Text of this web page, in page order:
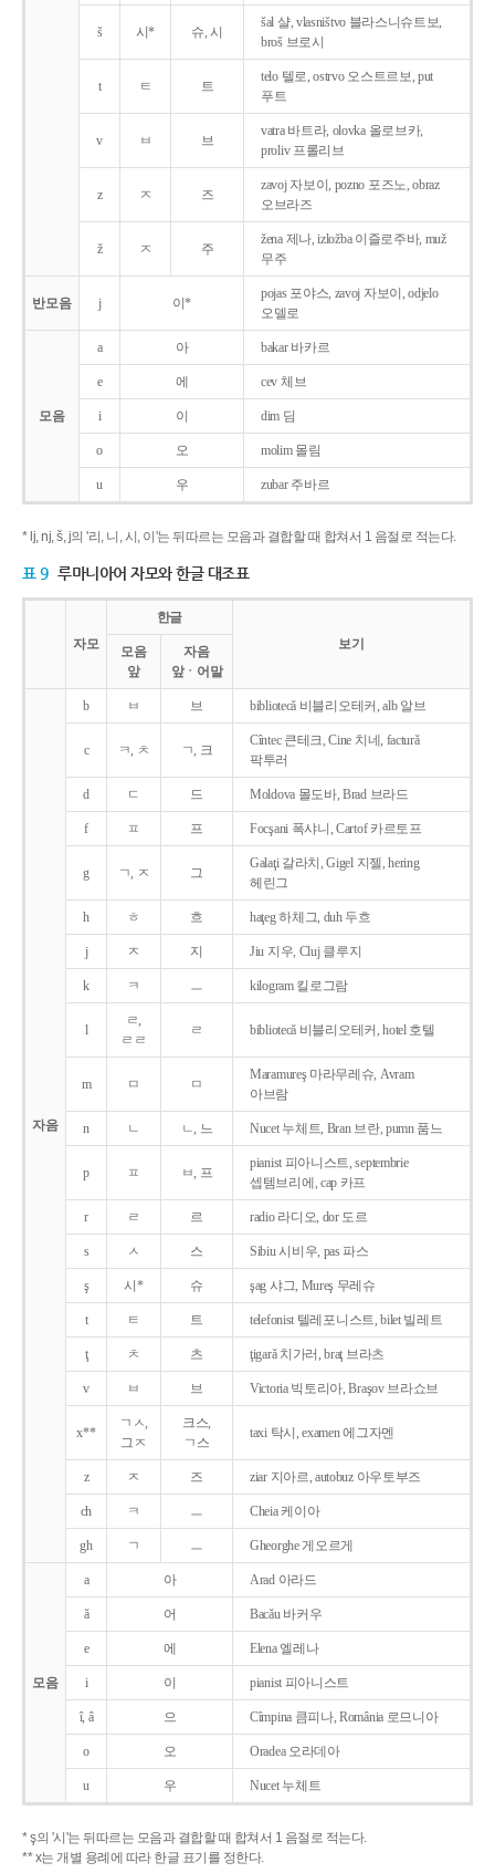
š 시* 슈, 시
šal 샬, vlasništvo 블라스니슈트보,
broš 브로시
t ㅌ 트
telo 텔로, ostrvo 오스트르보, put
푸트
v ㅂ 브
vatra 바트라, olovka 올로브카,
proliv 프롤리브
z ㅈ 즈
zavoj 자보이, pozno 포즈노, obraz
오브라즈
ž ㅈ 주
žena 제나, izložba 이즐로주바, muž
무주
반모음 j 이*
pojas 포야스, zavoj 자보이, odjelo
오델로
모음
a 아 bakar 바카르
e 에 cev 체브
i 이 dim 딤
o 오 molim 몰림
u 우 zubar 주바르
* lj, nj, š, j의 '리, 니, 시, 이'는 뒤따르는 모음과 결합할 때 합쳐서 1 음절로 적는다.
표 9 루마니아어 자모와 한글 대조표
자모
한글
보기
모음
앞
자음
앞ㆍ어말
자음
b ㅂ 브 bibliotecǎ 비블리오테커, alb 알브
c ㅋ, ㅊ ㄱ, 크
Cîntec 큰테크, Cine 치네, facturǎ
팍투러
d ㄷ 드 Moldova 몰도바, Brad 브라드
f ㅍ 프 Focşani 폭샤니, Cartof 카르토프
g ㄱ, ㅈ 그
Galaţi 갈라치, Gigel 지젤, hering
헤린그
h ㅎ 흐 haţeg 하체그, duh 두흐
j ㅈ 지 Jiu 지우, Cluj 클루지
k ㅋ ㅡ kilogram 킬로그람
l
ㄹ,
ㄹㄹ
ㄹ bibliotecǎ 비블리오테커, hotel 호텔
m ㅁ ㅁ
Maramureş 마라무레슈, Avram
아브람
n ㄴ ㄴ, 느 Nucet 누체트, Bran 브란, pumn 품느
p ㅍ ㅂ, 프
pianist 피아니스트, septembrie
셉템브리에, cap 카프
r ㄹ 르 radio 라디오, dor 도르
s ㅅ 스 Sibiu 시비우, pas 파스
ş 시* 슈 şag 샤그, Mureş 무레슈
t ㅌ 트 telefonist 텔레포니스트, bilet 빌레트
ţ ㅊ 츠 ţigarǎ 치가러, braţ 브라츠
v ㅂ 브 Victoria 빅토리아, Braşov 브라쇼브
x**
ㄱㅅ,
그ㅈ
크스,
ㄱ스
taxi 탁시, examen 에그자멘
z ㅈ 즈 ziar 지아르, autobuz 아우토부즈
ch ㅋ ㅡ Cheia 케이아
gh ㄱ ㅡ Gheorghe 게오르게
모음
a 아 Arad 아라드
ǎ 어 Bacǎu 바커우
e 에 Elena 엘레나
i 이 pianist 피아니스트
î, â 으 Cîmpina 큼피나, România 로므니아
o 오 Oradea 오라데아
u 우 Nucet 누체트
* ş의 '시'는 뒤따르는 모음과 결합할 때 합쳐서 1 음절로 적는다.
** x는 개별 용례에 따라 한글 표기를 정한다.